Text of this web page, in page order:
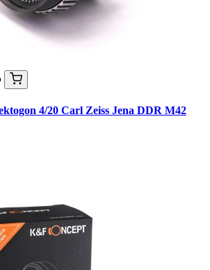
4/20 Carl Zeiss Jena DDR М42